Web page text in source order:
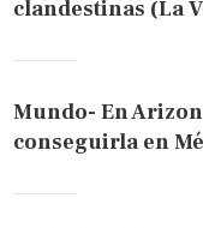
clandestinas (La
Mundo- En
conseguirla en